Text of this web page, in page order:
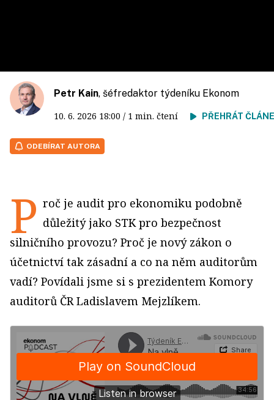
Petr Kain, šéfredaktor týdeníku Ekonom
10. 6. 2026 18:00 / 1 min. čtení PŘEHRÁT
ODEBÍRAT AUTORA
P roč je audit pro ekonomiku podobně
důležitý jako STK pro bezpečnost
silničního provozu? Proč je nový zákon o
účetnictví tak zásadní a co na něm auditorům
vadí? Povídali jsme si s prezidentem Komory
auditorů ČR Ladislavem Mejzlíkem.